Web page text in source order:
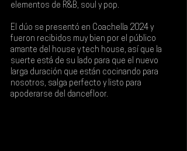
elementos de R&B, soul y pop.
El dúo se presentó en Coachella 2024 y
fueron recibidos muy bien por el público
amante del house y tech house, así que la
suerte está de su lado para que el nuevo
larga duración que están cocinando para
nosotros, salga perfecto y listo para
apoderarse del dancefloor.